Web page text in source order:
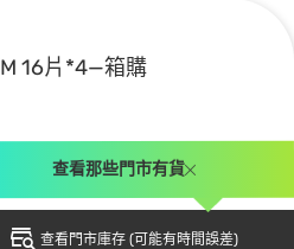
16片*4—箱購
查看門市庫存 (可能有時間誤差)
查看那些門市有貨